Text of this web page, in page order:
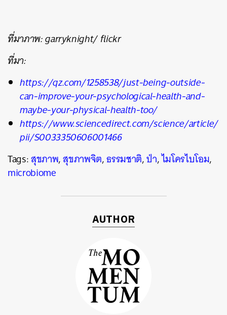
ที่มาภาพ: garryknight/ flickr
ที่มา:
https://qz.com/1258538/just-being-outside-
can-improve-your-psychological-health-and-
maybe-your-physical-health-too/
https://www.sciencedirect.com/science/article/
pii/S0033350606001466
Tags:สุขภาพ,สุขภาพจิต,ธรรมชาติ,ป่า,ไมโครไบโอม,
microbiome
AUTHOR